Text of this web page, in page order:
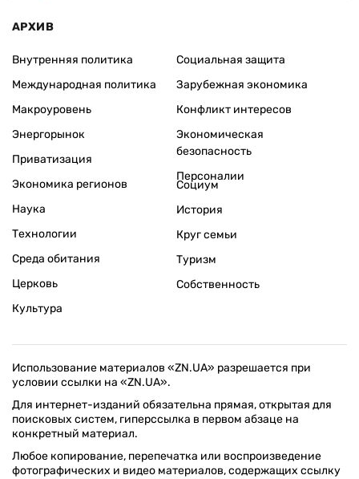
АРХИВ
Внутренняя политика
Международная политика
Макроуровень
Энергорынок
Приватизация
Экономика регионов
Социальная защита
Зарубежная экономика
Конфликт интересов
Экономическая
безопасность
Персоналии
Наука
Технологии
Среда обитания
Церковь
Культура
Социум
История
Круг семьи
Туризм
Собственность
Использование материалов «ZN.UA» разрешается при
условии ссылки на «ZN.UA».
Для интернет-изданий обязательна прямая, открытая для
поисковых систем, гиперссылка в первом абзаце на
конкретный материал.
Любое копирование, перепечатка или воспроизведение
фотографических и видео материалов, содержащих ссылку